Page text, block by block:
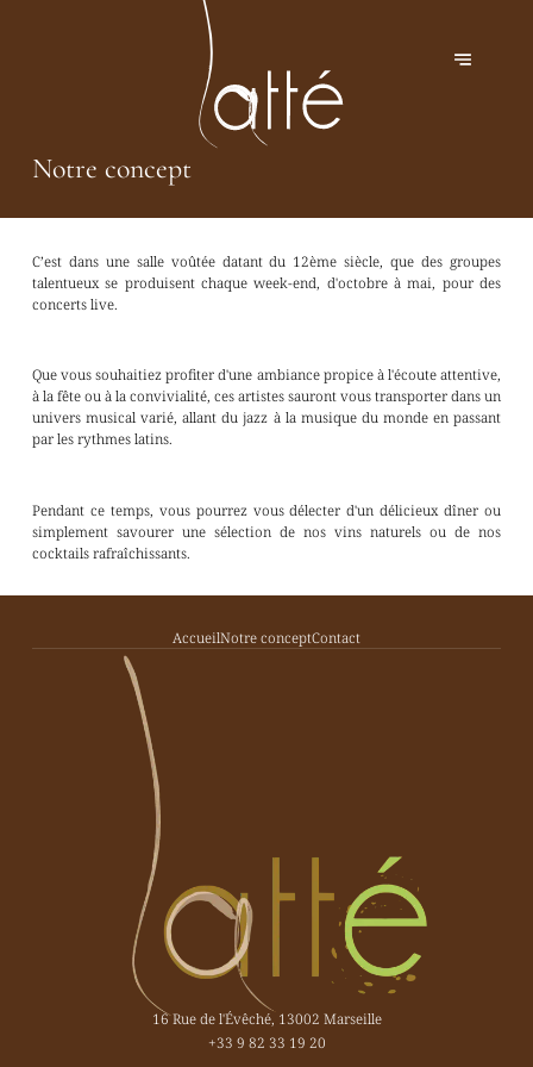
Notre concept
C’est dans une salle voûtée datant du 12ème siècle, que des groupes
talentueux se produisent chaque week-end, d'octobre à mai, pour des
concerts live.
Que vous souhaitiez profiter d'une ambiance propice à l'écoute attentive,
à la fête ou à la convivialité, ces artistes sauront vous transporter dans un
univers musical varié, allant du jazz à la musique du monde en passant
par les rythmes latins.
Pendant ce temps, vous pourrez vous délecter d'un délicieux dîner ou
simplement savourer une sélection de nos vins naturels ou de nos
cocktails rafraîchissants.
AccueilNotre conceptContact
16 Rue de l'Évêché, 13002 Marseille
+33 9 82 33 19 20